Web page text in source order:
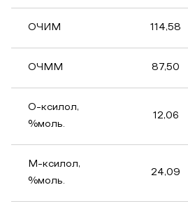
ОЧИМ 114,58
ОЧММ 87,50
О-ксилол,
%моль.
12,06
М-ксилол,
%моль.
24,09